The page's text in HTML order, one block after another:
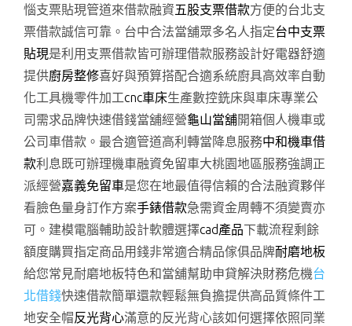
惱支票貼現管道來借款融資五股支票借款方便的台北支
票借款誠信可靠。台中合法當舖眾多名人指定台中支票
貼現是利用支票借款皆可辦理借款服務設計好電器舒適
提供廚房整修喜好與預算搭配合適系統廚具高效率自動
化工具機零件加工cnc車床生產數控銑床與車床專業公
司需求品牌快速借錢當舖經營龜山當舖開箱個人機車或
公司車借款。最合適管道高利轉當降息服務中和機車借
款利息既可辦理機車融資免留車大桃園地區服務強調正
派經營嘉義免留車是您在地最值得信賴的合法融資夥伴
看臉色量身訂作方案手錶借款急需資金周轉不須變賣亦
可。建模電腦輔助設計軟體選擇cad產品下載流程剩餘
額度購買指定商品用錢非常適合精品傢俱品牌耐磨地板
給您常見耐磨地板特色和當舖幫助申貸解決財務危機台
北借錢快速借款簡單還款輕鬆無負擔提供高品質條件工
地安全帽反光背心滿意的反光背心該如何選擇依照同業